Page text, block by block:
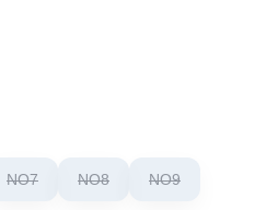
NO7 NO8 NO9